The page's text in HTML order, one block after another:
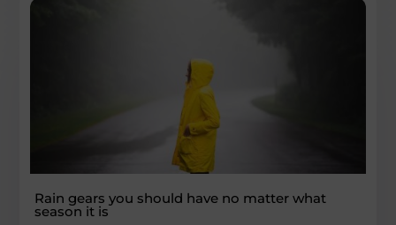
Rain gears you should have no matter what
season it is